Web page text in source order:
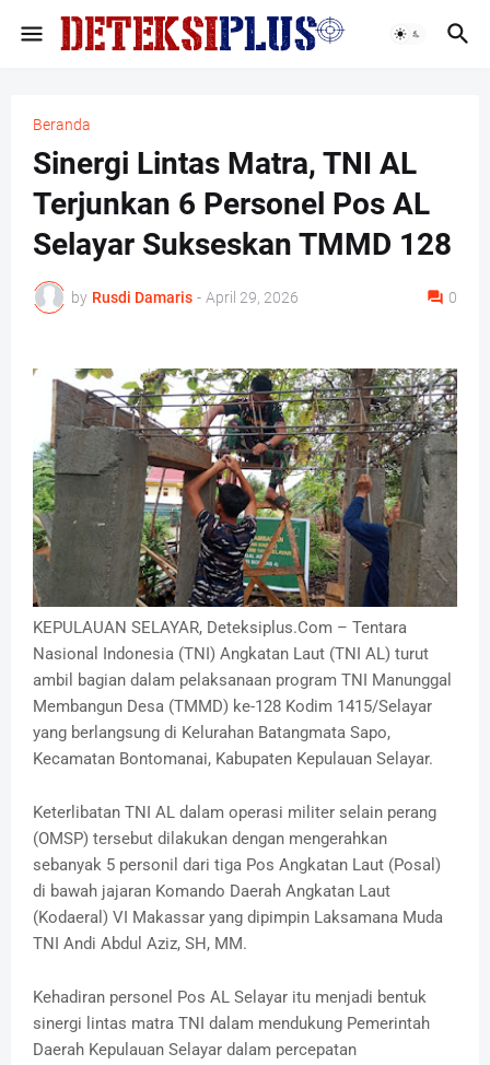
Beranda
Sinergi Lintas Matra, TNI AL
Terjunkan 6 Personel Pos AL
Selayar Sukseskan TMMD 128
by Rusdi Damaris - April 29, 2026 0
KEPULAUAN SELAYAR, Deteksiplus.Com – Tentara
Nasional Indonesia (TNI) Angkatan Laut (TNI AL) turut
ambil bagian dalam pelaksanaan program TNI Manunggal
Membangun Desa (TMMD) ke-128 Kodim 1415/Selayar
yang berlangsung di Kelurahan Batangmata Sapo,
Kecamatan Bontomanai, Kabupaten Kepulauan Selayar.
Keterlibatan TNI AL dalam operasi militer selain perang
(OMSP) tersebut dilakukan dengan mengerahkan
sebanyak 5 personil dari tiga Pos Angkatan Laut (Posal)
di bawah jajaran Komando Daerah Angkatan Laut
(Kodaeral) VI Makassar yang dipimpin Laksamana Muda
TNI Andi Abdul Aziz, SH, MM.
Kehadiran personel Pos AL Selayar itu menjadi bentuk
sinergi lintas matra TNI dalam mendukung Pemerintah
Daerah Kepulauan Selayar dalam percepatan